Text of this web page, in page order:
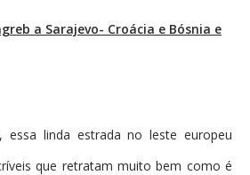
a Sarajevo- Croácia e Bósnia e
linda estrada no leste europeu
que retratam muito bem como é